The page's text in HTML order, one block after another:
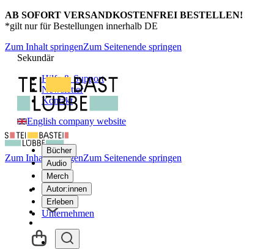
AB SOFORT VERSANDKOSTENFREI BESTELLEN!
*gilt nur für Bestellungen innerhalb DE
Zum Inhalt springenZum Seitenende springen
Sekundär
Hilfe & Support
Newsletter
Kontakt
English company website
Bücher
Audio
Merch
Autor:innen
Erleben
Unternehmen
Zum Inhalt springenZum Seitenende springen